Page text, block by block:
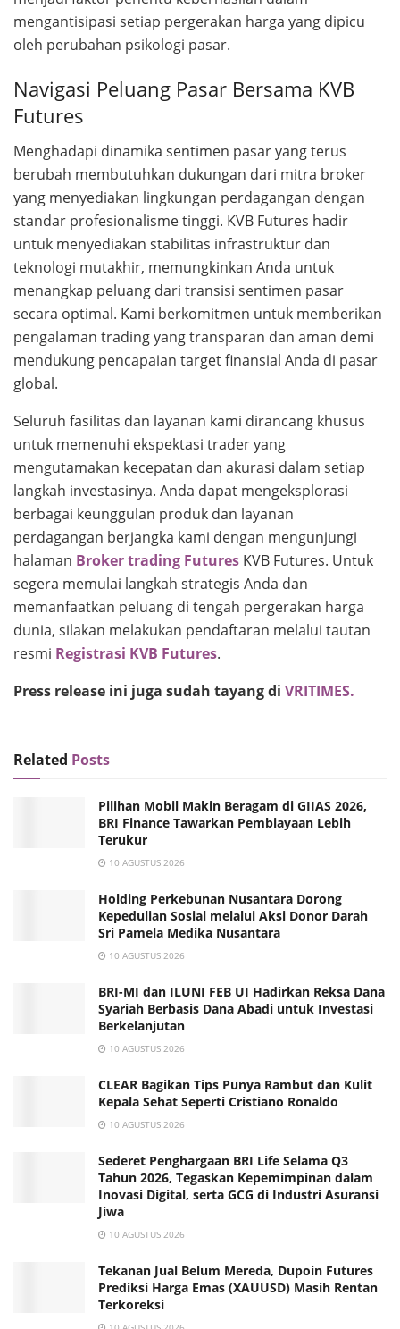
mengantisipasi setiap pergerakan harga yang dipicu
oleh perubahan psikologi pasar.
Navigasi Peluang Pasar Bersama KVB
Futures
Menghadapi dinamika sentimen pasar yang terus
berubah membutuhkan dukungan dari mitra broker
yang menyediakan lingkungan perdagangan dengan
standar profesionalisme tinggi. KVB Futures hadir
untuk menyediakan stabilitas infrastruktur dan
teknologi mutakhir, memungkinkan Anda untuk
menangkap peluang dari transisi sentimen pasar
secara optimal. Kami berkomitmen untuk memberikan
pengalaman trading yang transparan dan aman demi
mendukung pencapaian target finansial Anda di pasar
global.
Seluruh fasilitas dan layanan kami dirancang khusus
untuk memenuhi ekspektasi trader yang
mengutamakan kecepatan dan akurasi dalam setiap
langkah investasinya. Anda dapat mengeksplorasi
berbagai keunggulan produk dan layanan
perdagangan berjangka kami dengan mengunjungi
halaman Broker trading Futures KVB Futures. Untuk
segera memulai langkah strategis Anda dan
memanfaatkan peluang di tengah pergerakan harga
dunia, silakan melakukan pendaftaran melalui tautan
resmi Registrasi KVB Futures.
Press release ini juga sudah tayang di VRITIMES.
Related Posts
Pilihan Mobil Makin Beragam di GIIAS 2026,
BRI Finance Tawarkan Pembiayaan Lebih
Terukur
10 AGUSTUS 2026
Holding Perkebunan Nusantara Dorong
Kepedulian Sosial melalui Aksi Donor Darah
Sri Pamela Medika Nusantara
10 AGUSTUS 2026
BRI-MI dan ILUNI FEB UI Hadirkan Reksa Dana
Syariah Berbasis Dana Abadi untuk Investasi
Berkelanjutan
10 AGUSTUS 2026
CLEAR Bagikan Tips Punya Rambut dan Kulit
Kepala Sehat Seperti Cristiano Ronaldo
10 AGUSTUS 2026
Sederet Penghargaan BRI Life Selama Q3
Tahun 2026, Tegaskan Kepemimpinan dalam
Inovasi Digital, serta GCG di Industri Asuransi
Jiwa
10 AGUSTUS 2026
Tekanan Jual Belum Mereda, Dupoin Futures
Prediksi Harga Emas (XAUUSD) Masih Rentan
Terkoreksi